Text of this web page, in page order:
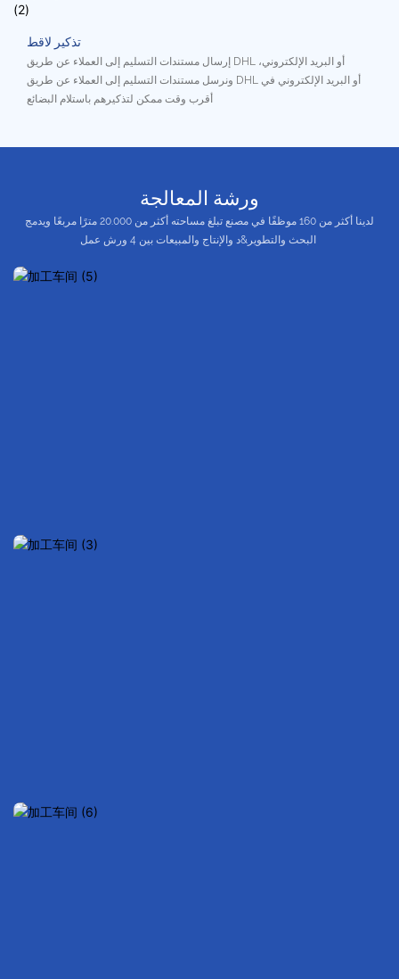
تذكير لاقط
إرسال مستندات التسليم إلى العملاء عن طريق DHL أو البريد الإلكتروني،
ونرسل مستندات التسليم إلى العملاء عن طريق DHL أو البريد الإلكتروني في
أقرب وقت ممكن لتذكيرهم باستلام البضائع
ورشة المعالجة
لدينا أكثر من 160 موظفًا في مصنع تبلغ مساحته أكثر من 20.000 مترًا مربعًا ويدمج